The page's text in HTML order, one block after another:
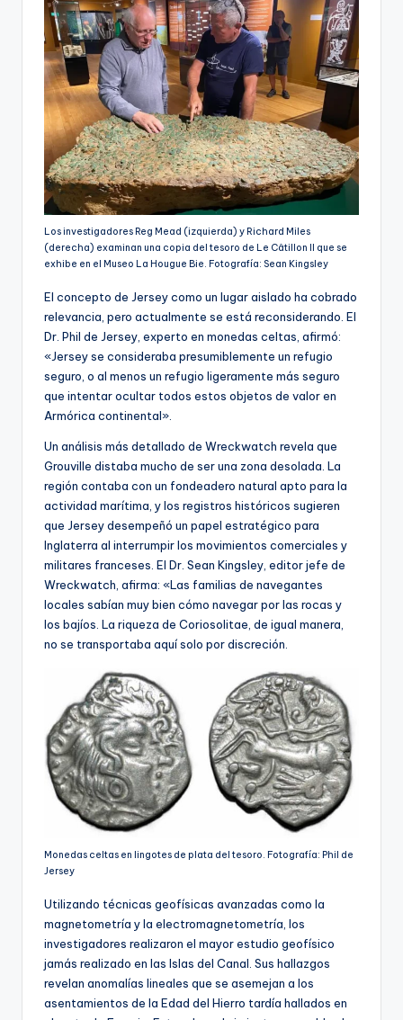
Los investigadores Reg Mead (izquierda) y Richard Miles
(derecha) examinan una copia del tesoro de Le Câtillon II que se
exhibe en el Museo La Hougue Bie. Fotografía: Sean Kingsley
El concepto de Jersey como un lugar aislado ha cobrado
relevancia, pero actualmente se está reconsiderando. El
Dr. Phil de Jersey, experto en monedas celtas, afirmó:
«Jersey se consideraba presumiblemente un refugio
seguro, o al menos un refugio ligeramente más seguro
que intentar ocultar todos estos objetos de valor en
Armórica continental».
Un análisis más detallado de Wreckwatch revela que
Grouville distaba mucho de ser una zona desolada. La
región contaba con un fondeadero natural apto para la
actividad marítima, y los registros históricos sugieren
que Jersey desempeñó un papel estratégico para
Inglaterra al interrumpir los movimientos comerciales y
militares franceses. El Dr. Sean Kingsley, editor jefe de
Wreckwatch, afirma: «Las familias de navegantes
locales sabían muy bien cómo navegar por las rocas y
los bajíos. La riqueza de Coriosolitae, de igual manera,
no se transportaba aquí solo por discreción.
Monedas celtas en lingotes de plata del tesoro. Fotografía: Phil de
Jersey
Utilizando técnicas geofísicas avanzadas como la
magnetometría y la electromagnetometría, los
investigadores realizaron el mayor estudio geofísico
jamás realizado en las Islas del Canal. Sus hallazgos
revelan anomalías lineales que se asemejan a los
asentamientos de la Edad del Hierro tardía hallados en